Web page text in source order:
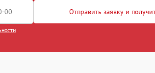
Отправить заявку и